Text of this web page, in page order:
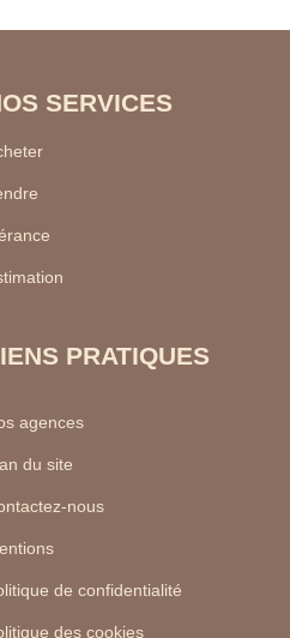
SERVICES
PRATIQUES
agences
du site
nous
de confidentialité
des cookies